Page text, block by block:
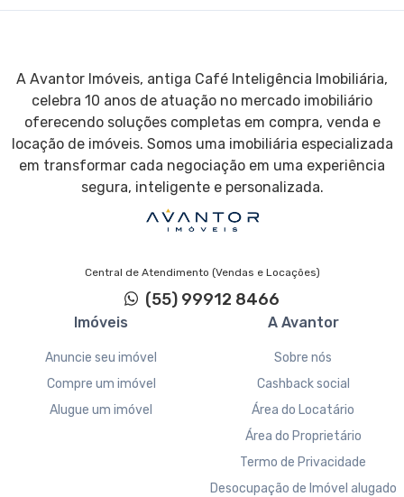
A Avantor Imóveis, antiga Café Inteligência Imobiliária,
celebra 10 anos de atuação no mercado imobiliário
oferecendo soluções completas em compra, venda e
locação de imóveis. Somos uma imobiliária especializada
em transformar cada negociação em uma experiência
segura, inteligente e personalizada.
Central de Atendimento (Vendas e Locações)
(55) 99912 8466
Imóveis
Anuncie seu imóvel
Compre um imóvel
Alugue um imóvel
A Avantor
Sobre nós
Cashback social
Área do Locatário
Área do Proprietário
Termo de Privacidade
Desocupação de Imóvel alugado